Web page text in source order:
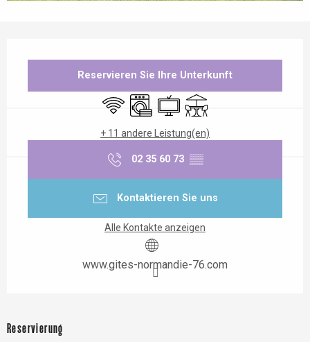
Reservieren Sie Ihre Unterkunft
Wi-Fi Waschmaschine
Fernsehen
Terrasse
+ 11 andere Leistung(en)
02 35 60 73 ▒▒
Kontaktieren Sie uns
Alle Kontakte anzeigen
www.gites-normandie-76.com
Reservierung